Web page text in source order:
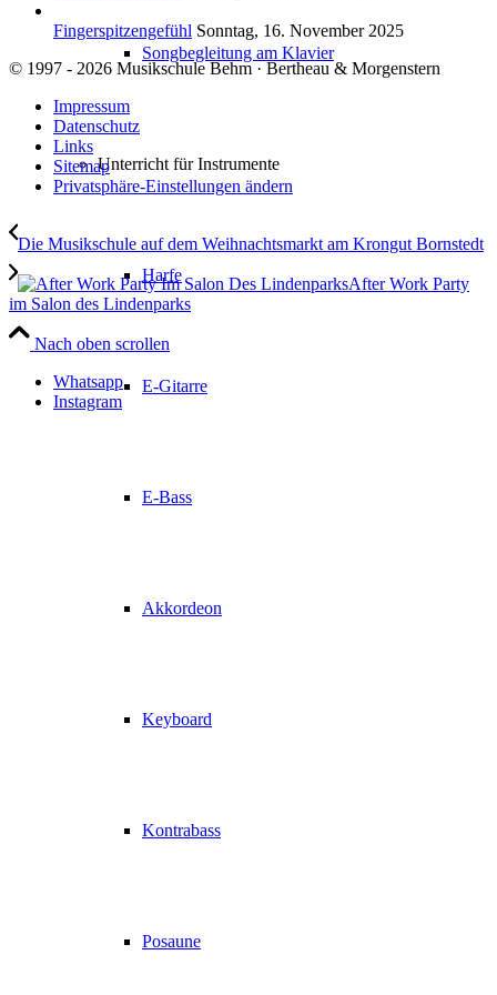
Songbegleitung am Klavier
Unterricht für Instrumente
Harfe
E-Gitarre
E-Bass
Akkordeon
Keyboard
Kontrabass
Posaune
Fingerspitzengefühl Sonntag, 16. November 2025
© 1997 - 2026 Musikschule Behm · Bertheau & Morgenstern
Impressum
Datenschutz
Links
Sitemap
Privatsphäre-Einstellungen ändern
Die Musikschule auf dem Weihnachtsmarkt am Krongut Bornstedt
After Work Party
im Salon des Lindenparks
Nach oben scrollen
Whatsapp
Instagram